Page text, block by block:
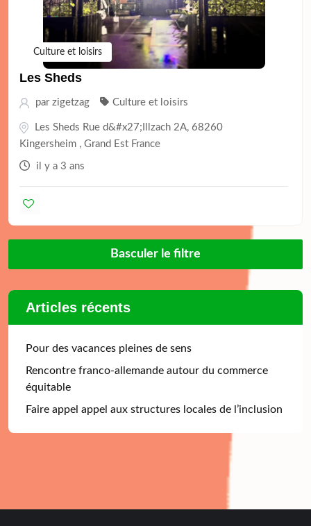
Culture et loisirs
Les Sheds
par zigetzag Culture et loisirs
Les Sheds Rue d&#x27;Illzach 2A, 68260
Kingersheim , Grand Est France
il y a 3 ans
Basculer le filtre
Articles récents
Pour des vacances pleines de sens
Rencontre franco-allemande autour du commerce
équitable
Faire appel appel aux structures locales de l’inclusion